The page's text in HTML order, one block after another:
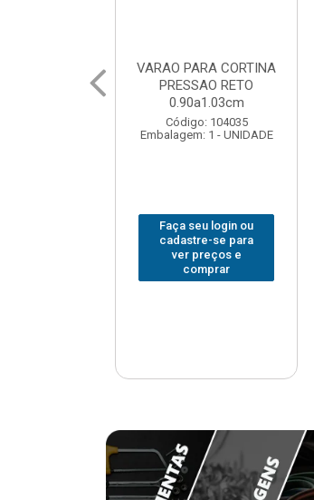
VARAO PARA CORTINA
PRESSAO RETO
1.05a1.18cm
Código: 104043
Embalagem: 1 - UNIDADE
Faça seu login ou
cadastre-se para
ver preços e
comprar